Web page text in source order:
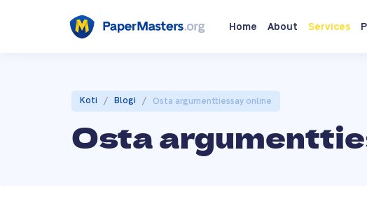
Home About Services
Koti / Blogi / Osta argumenttiessay online
Osta